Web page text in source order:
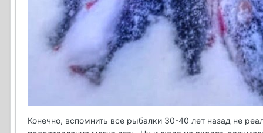
Конечно, вспомнить все рыбалки 30-40 лет назад не